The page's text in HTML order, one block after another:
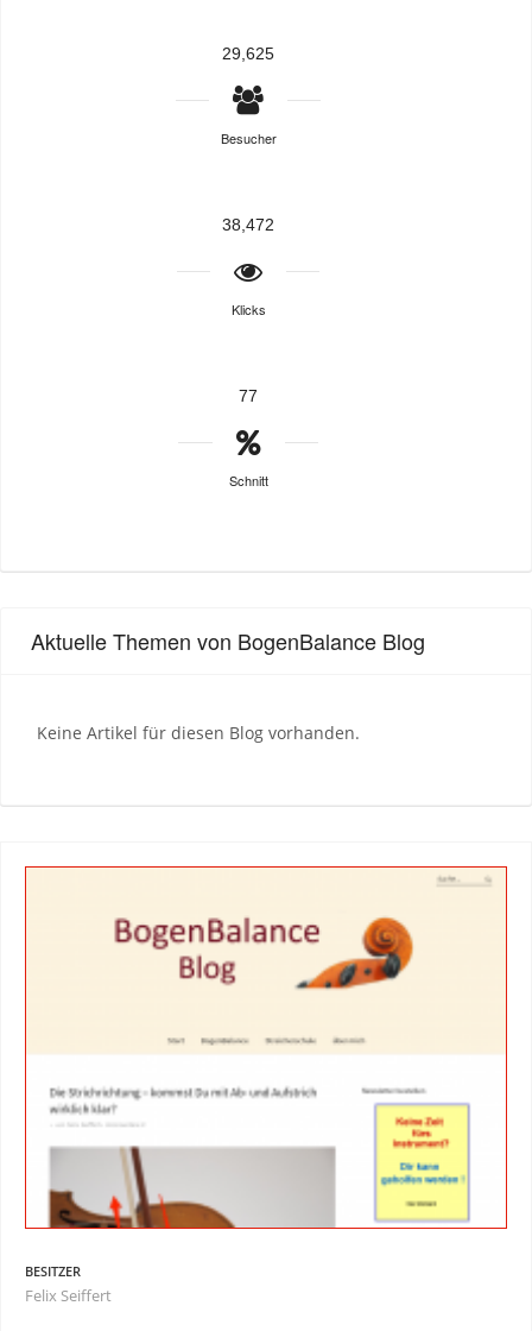
29,625
Besucher
38,472
Klicks
77
Schnitt
Aktuelle Themen von BogenBalance Blog
Keine Artikel für diesen Blog vorhanden.
BESITZER
Felix Seiffert